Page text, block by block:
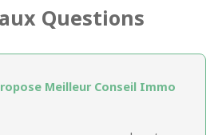
Questions
Meilleur Conseil Immo